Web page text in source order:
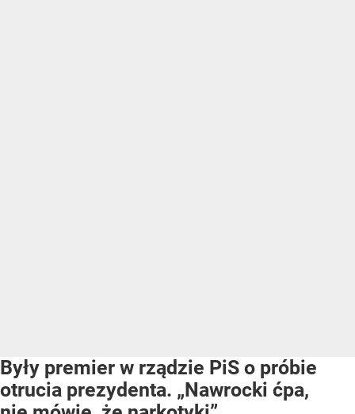
Były premier w rządzie PiS o próbie
otrucia prezydenta. „Nawrocki ćpa,